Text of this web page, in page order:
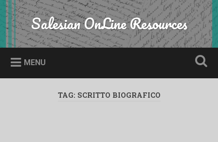
Skip
to
content
Search Salesian OnLine Resources
MENU
TAG: SCRITTO BIOGRAFICO